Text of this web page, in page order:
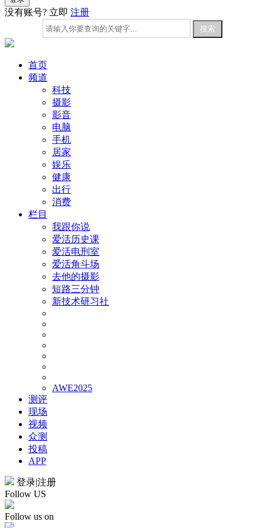
没有账号? 立即 注册
首页
频道
科技
摄影
影音
电脑
手机
居家
娱乐
健康
出行
消费
栏目
我跟你说
爱活历史课
爱活电刑室
爱活角斗场
去他的摄影
短路三分钟
新技术研习社
AWE2025
测评
现场
视频
众测
投稿
APP
登录|注册
Follow US
Follow us on